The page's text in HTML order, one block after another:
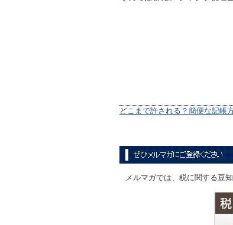
どこまで許される？簡便な記帳
メルマガでは、税に関する豆